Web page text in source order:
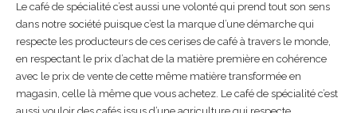
Le café de spécialité c’est aussi une volonté qui prend tout son sens
dans notre société puisque c’est la marque d’une démarche qui
respecte les producteurs de ces cerises de café à travers le monde,
en respectant le prix d’achat de la matière première en cohérence
avec le prix de vente de cette même matière transformée en
magasin, celle là même que vous achetez. Le café de spécialité c’est